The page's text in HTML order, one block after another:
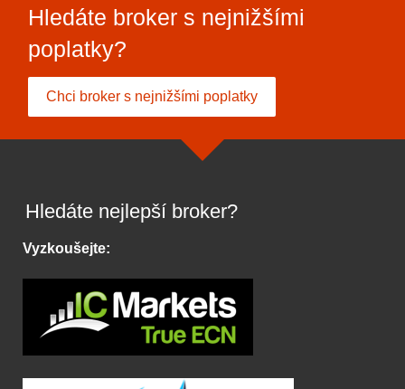
Hledáte broker s nejnižšími
poplatky?
Chci broker s nejnižšími poplatky
Hledáte nejlepší broker?
Vyzkoušejte: